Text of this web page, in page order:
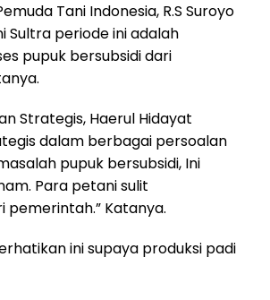
Tani Indonesia, R.S Suroyo
Sultra periode ini adalah
pupuk bersubsidi dari
Strategis, Haerul Hidayat
dalam berbagai persoalan
pupuk bersubsidi, Ini
Para petani sulit
pemerintah.” Katanya.
ini supaya produksi padi